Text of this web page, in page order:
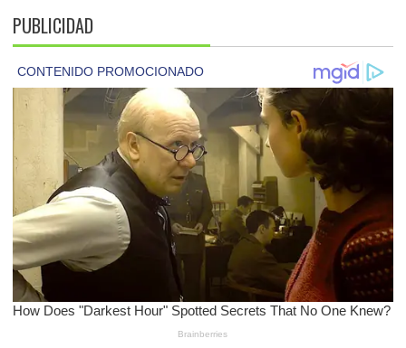
PUBLICIDAD